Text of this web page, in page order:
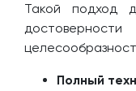
Такой подход
Полный